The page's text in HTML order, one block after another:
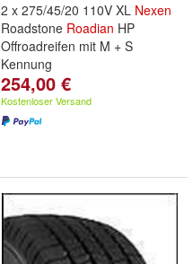
2 x 275/45/20 110V XL Nexen
Roadstone Roadian HP
Offroadreifen mit M + S
Kennung
254,00 €
Kostenloser Versand